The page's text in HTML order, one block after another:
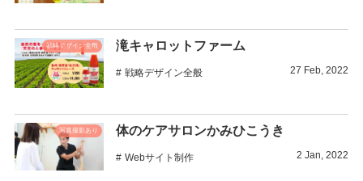
戦略デザイン全般 滝キャロットファーム
戦略デザイン全般 27 Feb ,2022
写真撮影あり 体のケアサロンかみひこうき
Webサイト制作 2 Jan ,2022